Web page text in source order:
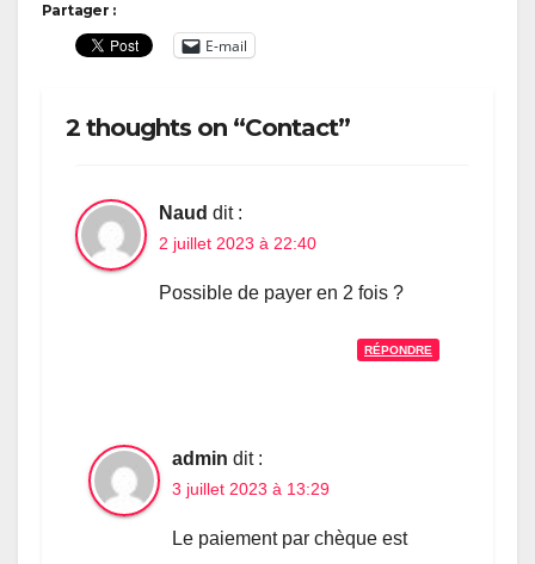
Partager :
E-mail
2 thoughts on “Contact”
Naud dit :
2 juillet 2023 à 22:40
Possible de payer en 2 fois ?
RÉPONDRE
admin dit :
3 juillet 2023 à 13:29
Le paiement par chèque est